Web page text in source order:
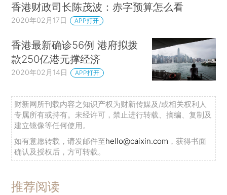
香港财政司长陈茂波：赤字预算怎么看
2020年02月17日 APP打开
香港最新确诊56例 港府拟拨
款250亿港元撑经济
2020年02月14日 APP打开
财新网所刊载内容之知识产权为财新传媒及/或相关权利人
专属所有或持有。未经许可，禁止进行转载、摘编、复制及
建立镜像等任何使用。
如有意愿转载，请发邮件至hello@caixin.com ，获得书面
确认及授权后，方可转载。
推荐阅读